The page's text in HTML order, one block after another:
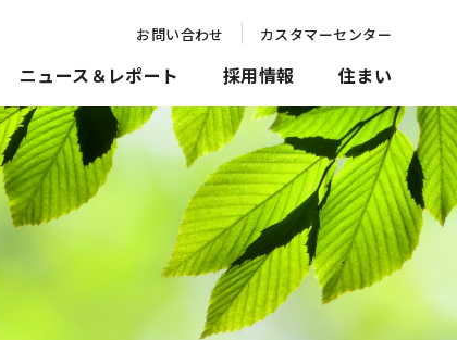
お問い合わせ カスタマーセンター
ニュース＆レポート 採用情報 住まい